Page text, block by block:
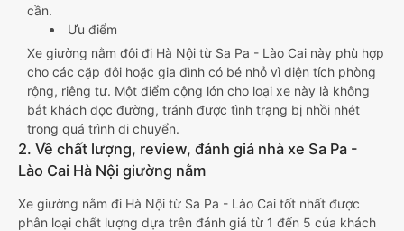
cần.
Ưu điểm
Xe giường nằm đôi đi Hà Nội từ Sa Pa - Lào Cai này phù hợp
cho các cặp đôi hoặc gia đình có bé nhỏ vì diện tích phòng
rộng, riêng tư. Một điểm cộng lớn cho loại xe này là không
bắt khách dọc đường, tránh được tình trạng bị nhồi nhét
trong quá trình di chuyển.
2. Về chất lượng, review, đánh giá nhà xe Sa Pa -
Lào Cai Hà Nội giường nằm
Xe giường nằm đi Hà Nội từ Sa Pa - Lào Cai tốt nhất được
phân loại chất lượng dựa trên đánh giá từ 1 đến 5 của khách